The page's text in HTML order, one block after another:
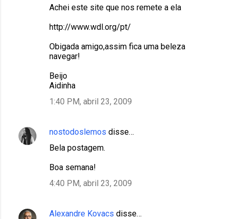
Achei este site que nos remete a ela
http://www.wdl.org/pt/
Obigada amigo,assim fica uma beleza
navegar!
Beijo
Aidinha
1:40 PM, abril 23, 2009
nostodoslemos disse…
Bela postagem.
Boa semana!
4:40 PM, abril 23, 2009
Alexandre Kovacs disse…